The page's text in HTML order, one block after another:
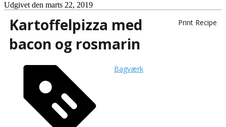
Udgivet den marts 22, 2019
Print Recipe
Kartoffelpizza med
bacon og rosmarin
Bagværk